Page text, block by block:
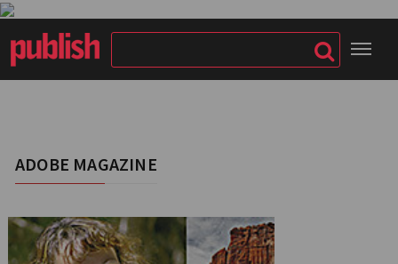
ADOBE MAGAZINE